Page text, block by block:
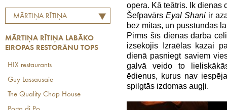
MĀRTIŅA RĪTIŅA
RESTORĀNU TOPS
MĀRTIŅA RĪTIŅA LABĀKO
EIROPAS RESTORĀNU TOPS
HIX restaurants
Guy Lassausaie
The Quality Chop House
opera. Kā teātris. Ik dienas
Šefpavārs Eyal Shani ir
bez mitas, un pusstundas
Pirms šīs dienas darba
izsekojis Izraēlas kazai
dienā pasniegt saviem
galvā veido to
ēdienus, kurus nav
spilgtās izdomas augļi.